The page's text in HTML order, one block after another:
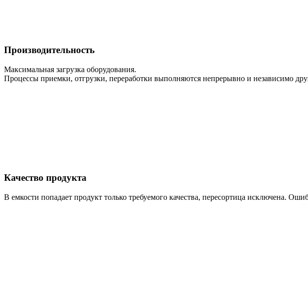
Производительность
Максимальная загрузка оборудования.
Процессы приемки, отгрузки, переработки выполняются непрерывно и независимо
Качество продукта
В емкости попадает продукт только требуемого качества, пересортица исключена.